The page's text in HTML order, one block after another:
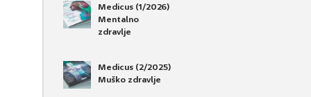
Medicus (1/2026)
Mentalno
zdravlje
Medicus (2/2025)
Muško zdravlje